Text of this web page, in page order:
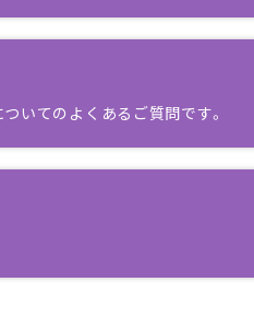
いてのよくあるご質問です。